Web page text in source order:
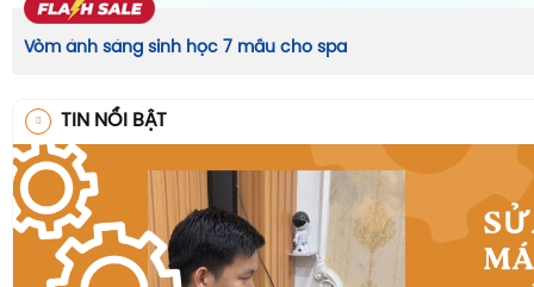
Vòm ánh sáng sinh học 7 mầu cho spa
TIN NỔI BẬT